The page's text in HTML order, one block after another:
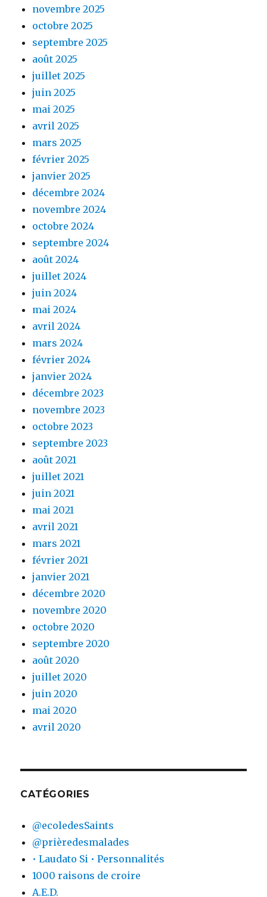
novembre 2025
octobre 2025
septembre 2025
août 2025
juillet 2025
juin 2025
mai 2025
avril 2025
mars 2025
février 2025
janvier 2025
décembre 2024
novembre 2024
octobre 2024
septembre 2024
août 2024
juillet 2024
juin 2024
mai 2024
avril 2024
mars 2024
février 2024
janvier 2024
décembre 2023
novembre 2023
octobre 2023
septembre 2023
août 2021
juillet 2021
juin 2021
mai 2021
avril 2021
mars 2021
février 2021
janvier 2021
décembre 2020
novembre 2020
octobre 2020
septembre 2020
août 2020
juillet 2020
juin 2020
mai 2020
avril 2020
CATÉGORIES
@ecoledesSaints
@prièredesmalades
• Laudato Si • Personnalités
1000 raisons de croire
A.E.D.